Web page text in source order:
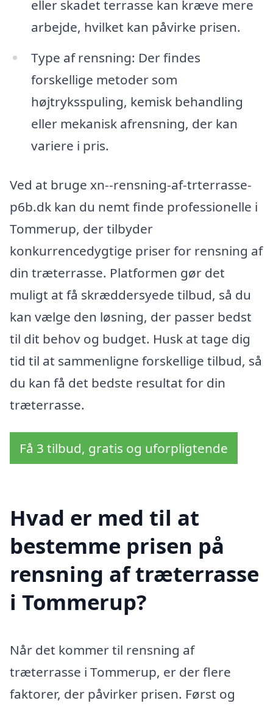
eller skadet terrasse kan kræve mere
arbejde, hvilket kan påvirke prisen.
Type af rensning: Der findes
forskellige metoder som
højtryksspuling, kemisk behandling
eller mekanisk afrensning, der kan
variere i pris.
Ved at bruge xn--rensning-af-trterrasse-
p6b.dk kan du nemt finde professionelle i
Tommerup, der tilbyder
konkurrencedygtige priser for rensning af
din træterrasse. Platformen gør det
muligt at få skræddersyede tilbud, så du
kan vælge den løsning, der passer bedst
til dit behov og budget. Husk at tage dig
tid til at sammenligne forskellige tilbud, så
du kan få det bedste resultat for din
træterrasse.
Få 3 tilbud, gratis og uforpligtende
Hvad er med til at
bestemme prisen på
rensning af træterrasse
i Tommerup?
Når det kommer til rensning af
træterrasse i Tommerup, er der flere
faktorer, der påvirker prisen. Først og